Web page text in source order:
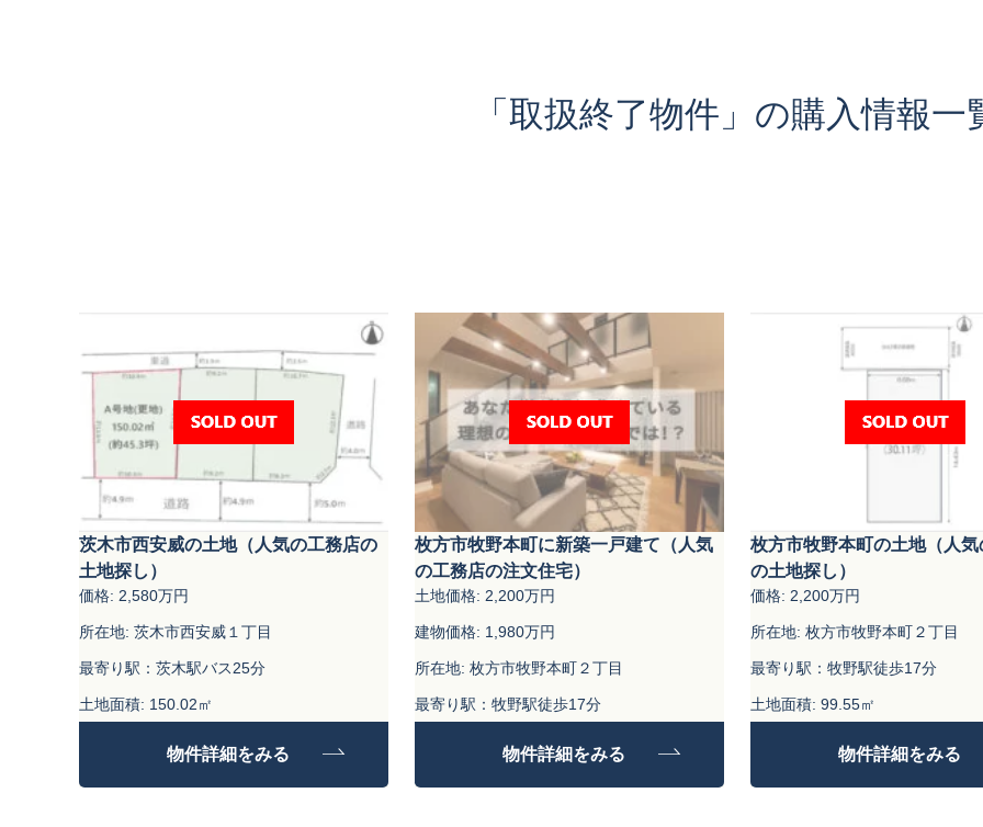
「取扱終了物件」の購入情報一
茨木市西安威の土地（人気の工務店の
土地探し）
価格: 2,580万円
所在地: 茨木市西安威１丁目
最寄り駅：茨木駅バス25分
土地面積: 150.02㎡
物件詳細をみる
枚方市牧野本町に新築一戸建て（人気
の工務店の注文住宅）
土地価格: 2,200万円
建物価格: 1,980万円
所在地: 枚方市牧野本町２丁目
最寄り駅：牧野駅徒歩17分
物件詳細をみる
枚方市牧野本町の土地（人気
の土地探し）
価格: 2,200万円
所在地: 枚方市牧野本町２丁目
最寄り駅：牧野駅徒歩17分
土地面積: 99.55㎡
物件詳細をみる